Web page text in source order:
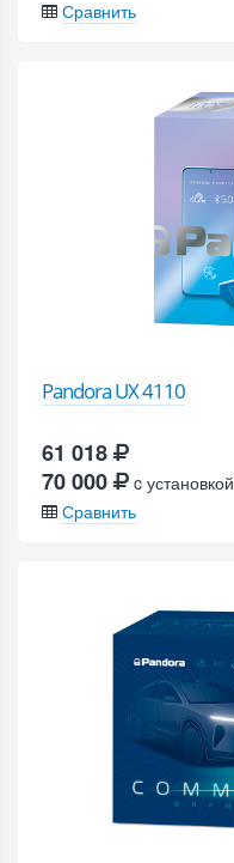
Сравнить
Pandora UX 4110
61 018
70 000
c установкой
Сравнить